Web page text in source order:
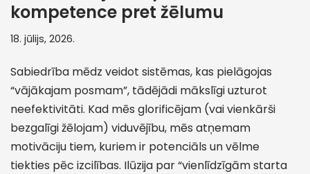
kompetence pret žēlumu
18. jūlijs, 2026.
Sabiedrība mēdz veidot sistēmas, kas pielāgojas
“vājākajam posmam”, tādējādi mākslīgi uzturot
neefektivitāti. Kad mēs glorificējam (vai vienkārši
bezgalīgi žēlojam) viduvējību, mēs atņemam
motivāciju tiem, kuriem ir potenciāls un vēlme
tiekties pēc izcilības. Ilūzija par “vienlīdzīgām starta